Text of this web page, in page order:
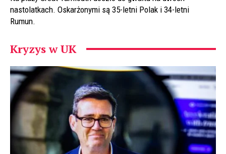
nastolatkach. Oskarżonymi są 35-letni Polak i 34-letni
Rumun.
Kryzys w UK